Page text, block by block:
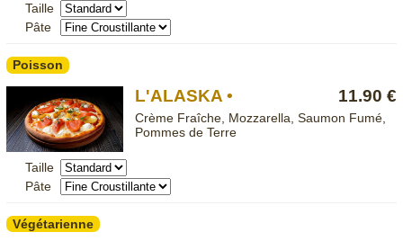
Taille
Pâte
Poisson
11.90 €
L'ALASKA •
Crème Fraîche, Mozzarella, Saumon Fumé,
Pommes de Terre
Taille
Pâte
Végétarienne